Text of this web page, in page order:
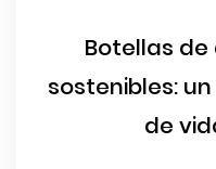
Botellas
sostenibles:
de